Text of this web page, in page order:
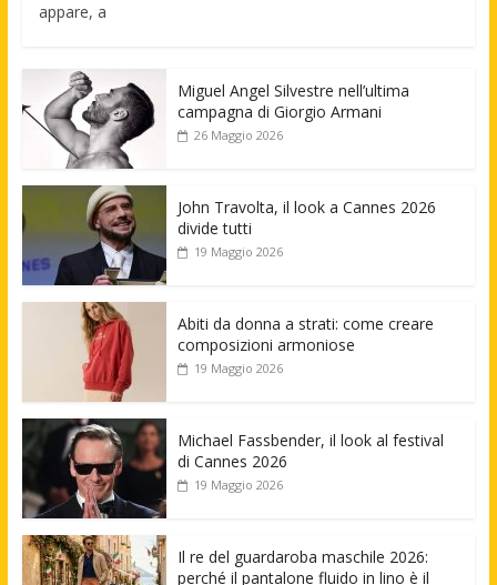
appare, a
Miguel Angel Silvestre nell’ultima
campagna di Giorgio Armani
26 Maggio 2026
John Travolta, il look a Cannes 2026
divide tutti
19 Maggio 2026
Abiti da donna a strati: come creare
composizioni armoniose
19 Maggio 2026
Michael Fassbender, il look al festival
di Cannes 2026
19 Maggio 2026
Il re del guardaroba maschile 2026:
perché il pantalone fluido in lino è il